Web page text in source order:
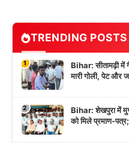
TRENDING POSTS
1
Bihar: सीतामढ़ी में
मारी गोली, पेट और
2
Bihar: शेखपुरा में
को मिले प्रमाण-